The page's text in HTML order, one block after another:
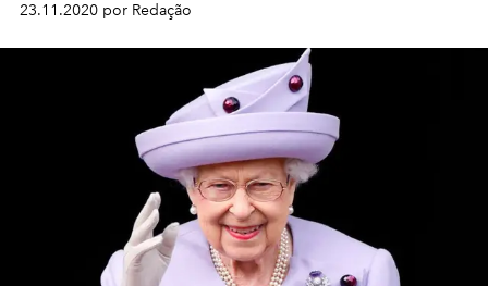
23.11.2020 por Redação